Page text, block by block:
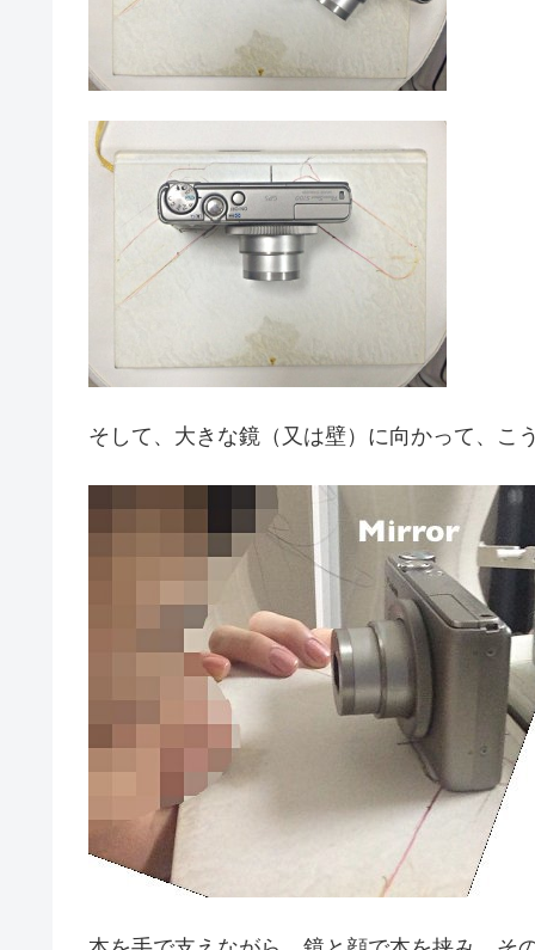
そして、大きな鏡（又は壁）に向かって、こ